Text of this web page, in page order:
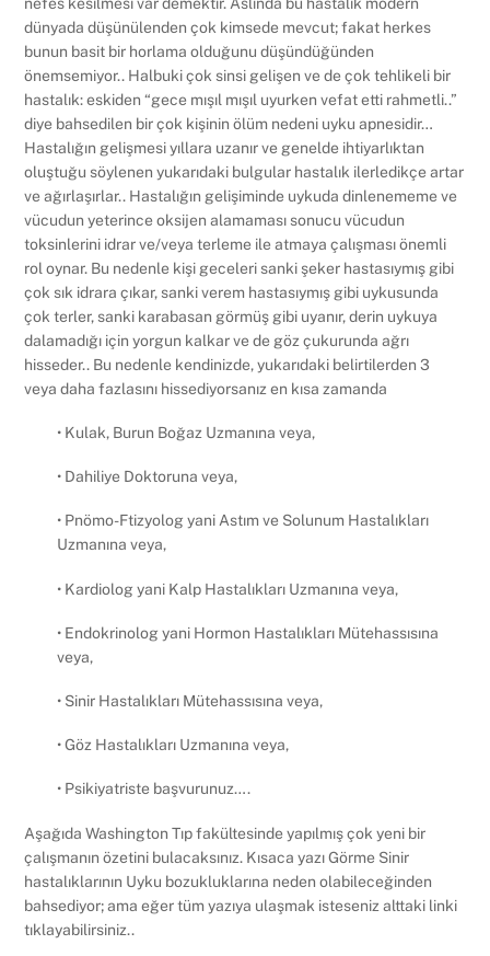
dünyada düşünülenden çok kimsede mevcut; fakat herkes
bunun basit bir horlama olduğunu düşündüğünden
önemsemiyor.. Halbuki çok sinsi gelişen ve de çok tehlikeli bir
hastalık: eskiden “gece mışıl mışıl uyurken vefat etti rahmetli..”
diye bahsedilen bir çok kişinin ölüm nedeni uyku apnesidir…
Hastalığın gelişmesi yıllara uzanır ve genelde ihtiyarlıktan
oluştuğu söylenen yukarıdaki bulgular hastalık ilerledikçe artar
ve ağırlaşırlar.. Hastalığın gelişiminde uykuda dinlenememe ve
vücudun yeterince oksijen alamaması sonucu vücudun
toksinlerini idrar ve/veya terleme ile atmaya çalışması önemli
rol oynar. Bu nedenle kişi geceleri sanki şeker hastasıymış gibi
çok sık idrara çıkar, sanki verem hastasıymış gibi uykusunda
çok terler, sanki karabasan görmüş gibi uyanır, derin uykuya
dalamadığı için yorgun kalkar ve de göz çukurunda ağrı
hisseder.. Bu nedenle kendinizde, yukarıdaki belirtilerden 3
veya daha fazlasını hissediyorsanız en kısa zamanda
• Kulak, Burun Boğaz Uzmanına veya,
• Dahiliye Doktoruna veya,
• Pnömo-Ftizyolog yani Astım ve Solunum Hastalıkları
Uzmanına veya,
• Kardiolog yani Kalp Hastalıkları Uzmanına veya,
• Endokrinolog yani Hormon Hastalıkları Mütehassısına
veya,
• Sinir Hastalıkları Mütehassısına veya,
• Göz Hastalıkları Uzmanına veya,
• Psikiyatriste başvurunuz….
Aşağıda Washington Tıp fakültesinde yapılmış çok yeni bir
çalışmanın özetini bulacaksınız. Kısaca yazı Görme Sinir
hastalıklarının Uyku bozukluklarına neden olabileceğinden
bahsediyor; ama eğer tüm yazıya ulaşmak isteseniz alttaki linki
tıklayabilirsiniz..